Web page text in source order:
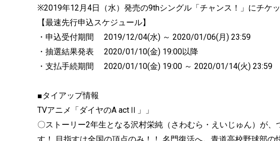
※2019年12月4日（水）発売の9thシングル「チャンス！」にチケ
【最速先行申込スケジュール】
・申込受付期間 2019/12/04(水) ～ 2020/01/06(月) 23:59
・抽選結果発表 2020/01/10(金) 19:00以降
・支払手続期間 2020/01/10(金) 19:00 ～ 2020/01/14(火) 23:59
■タイアップ情報
TVアニメ「ダイヤのA actⅡ」」
〇ストーリー2年生となる沢村栄純（さわむら・えいじゅん）が